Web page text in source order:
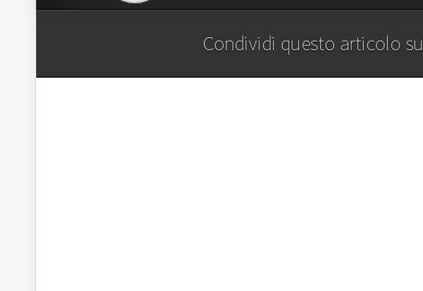
Condividi questo articolo su